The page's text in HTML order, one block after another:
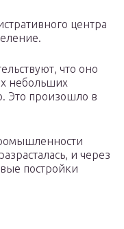
центра
что оно
небольших
Это произошло в
и через
постройки